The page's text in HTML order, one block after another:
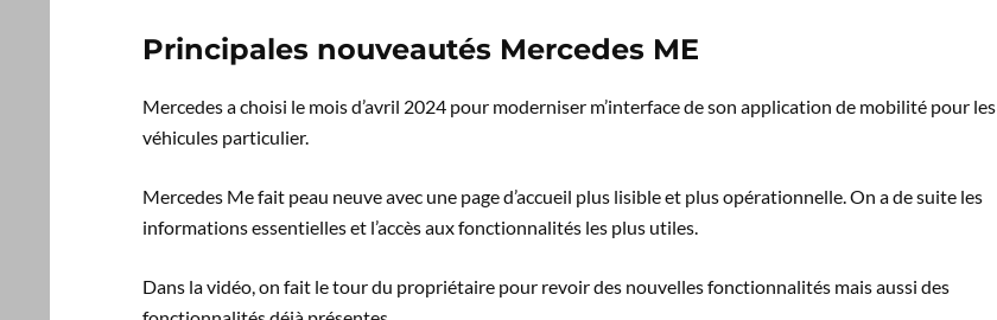
Principales nouveautés Mercedes ME
Mercedes a choisi le mois d’avril 2024 pour moderniser m’interface de son application de mobilité pour les
véhicules particulier.
Mercedes Me fait peau neuve avec une page d’accueil plus lisible et plus opérationnelle. On a de suite les
informations essentielles et l’accès aux fonctionnalités les plus utiles.
Dans la vidéo, on fait le tour du propriétaire pour revoir des nouvelles fonctionnalités mais aussi des